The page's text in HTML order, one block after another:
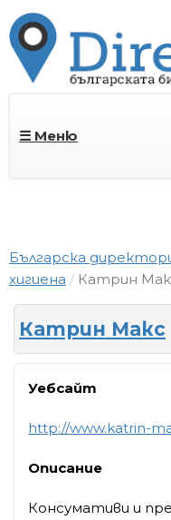
☰ Меню
Българска
хигиена
Катрин
Катрин Макс
Уебсайт
http://www.katrin-
Описание
Консумативи и